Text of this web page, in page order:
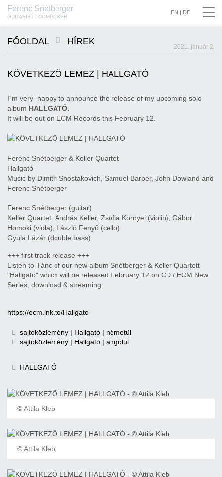
Ferenc Snétberger
GUITARIST | COMPOSER
EN | DE
SNÉTBERGER | JORMIN | BARON © SZILVIA CSIBI, MÜPA BUDAPEST
FŐOLDAL HÍREK
2021. január 2.
KÖVETKEZÖ LEMEZ | HALLGATÓ
I´m very happy to announce the release of my upcoming solo
album HALLGATÓ.
It will be out on ECM Records this February 12.
Ferenc Snétberger & Keller Quartet
Hallgató
Music by Dimitri Shostakovich, Samuel Barber, John Dowland and
Ferenc Snétberger
Ferenc Snétberger (guitar)
Keller Quartet: András Keller, Zsófia Környei (violin), Gábor
Homoki (viola), László Fenyő (cello)
Gyula Lázár (double bass)
+++ first track release +++
Listen to Tánc of our new album Snétberger & Keller Quartett
"Hallgató" which will be released February 12 on CD / ECM New
Series, download & streaming:
https://ecm.lnk.to/Hallgato
sajtoközlemény | Hallgató | németül
sajtoközlemény | Hallgató | angolul
HALLGATÓ
© Attila Kleb
© Attila Kleb